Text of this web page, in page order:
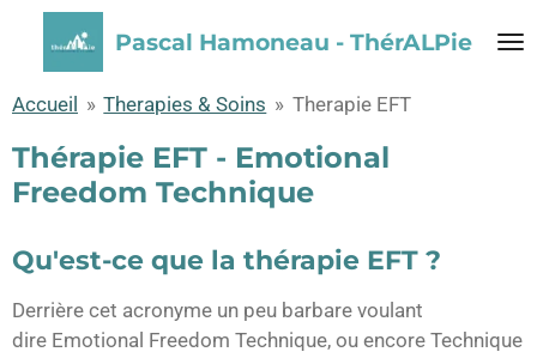
principal
Pascal Hamoneau - ThérALPie
Accueil » Therapies & Soins » Therapie EFT
Thérapie EFT - Emotional
Freedom Technique
Qu'est-ce que la thérapie EFT ?
Derrière cet acronyme un peu barbare voulant
dire Emotional Freedom Technique, ou encore Technique